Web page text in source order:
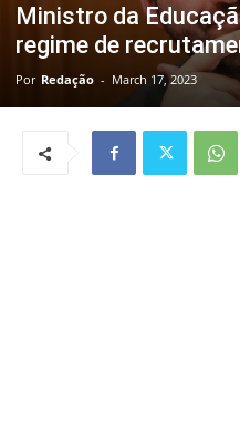
Ministro da
regime de
Por Redação - March 17, 2023